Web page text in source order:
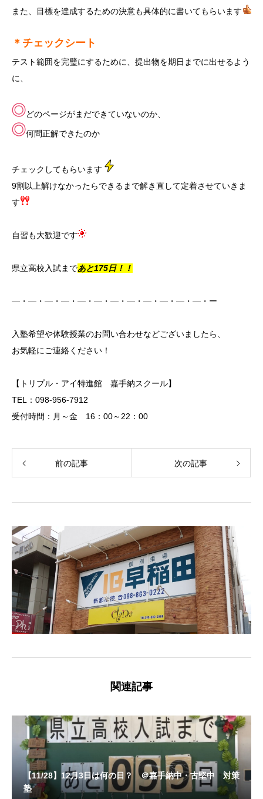
また、目標を達成するための決意も具体的に書いてもらいます
＊ チェックシート
テスト範囲を完璧にするために、提出物を期日までに出せるよう
に、
どのページがまだできていないのか、
何問正解できたのか
チェックしてもらいます
9割以上解けなかったらできるまで解き直して定着させていきま
す
自習も大歓迎です
県立高校入試まであと175日！！
―・―・―・―・―・―・―・―・―・―・―・―・ー
入塾希望や体験授業のお問い合わせなどございましたら、
お気軽にご連絡ください！
【トリプル・アイ特進館 嘉手納スクール】
TEL：098-956-7912
受付時間：月～金 16：00～22：00
前の記事 次の記事
関連記事
【11/28】12月3日は何の日？ ＠嘉手納中・古堅中 対策
塾